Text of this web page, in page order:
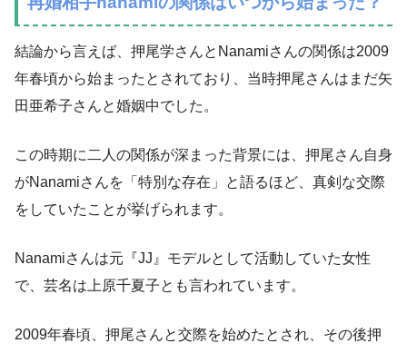
結論から言えば、押尾学さんとNanamiさんの関係は2009
年春頃から始まったとされており、当時押尾さんはまだ矢
田亜希子さんと婚姻中でした。
この時期に二人の関係が深まった背景には、押尾さん自身
がNanamiさんを「特別な存在」と語るほど、真剣な交際
をしていたことが挙げられます。
Nanamiさんは元『JJ』モデルとして活動していた女性
で、芸名は上原千夏子とも言われています。
2009年春頃、押尾さんと交際を始めたとされ、その後押